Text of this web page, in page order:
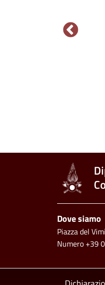
Dove siamo
Piazza del
Numero +39